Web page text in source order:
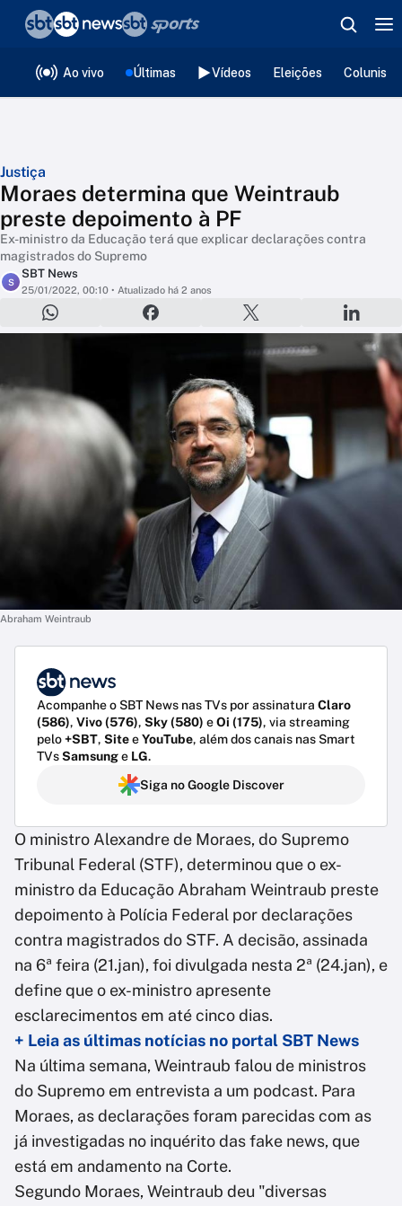
Ao vivo Últimas Vídeos Eleições
Justiça
Moraes determina que Weintraub
preste depoimento à PF
Ex-ministro da Educação terá que explicar declarações contra
magistrados do Supremo
S
SBT News
25/01/2022, 00:10 • Atualizado há 2 anos
Abraham Weintraub
Acompanhe o SBT News nas TVs por assinatura Claro
(586), Vivo (576), Sky (580) eOi (175), via streaming
pelo+SBT, SiteeYouTube, além dos canais nas Smart
TVsSamsunge LG.
Siga no Google Discover
O ministro Alexandre de Moraes, do Supremo
Tribunal Federal (STF), determinou que o ex-
ministro da Educação Abraham Weintraub preste
depoimento à Polícia Federal por declarações
contra magistrados do STF. A decisão, assinada
na 6ª feira (21.jan), foi divulgada nesta 2ª (24.jan), e
define que o ex-ministro apresente
esclarecimentos em até cinco dias.
+ Leia as últimas notícias no portal SBT News
Na última semana, Weintraub falou de ministros
do Supremo em entrevista a um podcast. Para
Moraes, as declarações foram parecidas com as
já investigadas no inquérito das fake news, que
está em andamento na Corte.
Segundo Moraes, Weintraub deu "diversas
❮voltar
Editorias